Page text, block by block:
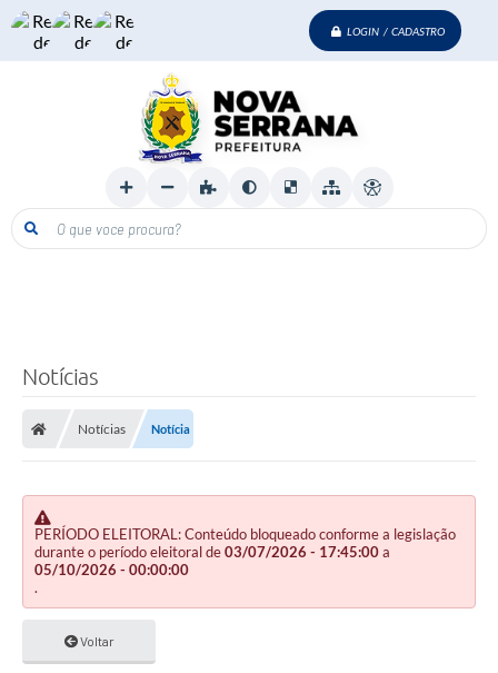
LOGIN / CADASTRO
O que voce procura?
Notícias
Notícias Notícia
PERÍODO ELEITORAL: Conteúdo bloqueado conforme a legislação
durante o período eleitoral de03/07/2026 - 17:45:00a
05/10/2026 - 00:00:00
.
Voltar